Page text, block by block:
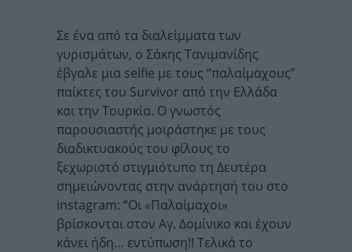
Σε ένα από τα διαλείμματα των
γυρισμάτων, ο Σάκης Τανιμανίδης
έβγαλε μια selfie με τους “παλαίμαχους”
παίκτες του Survivor από την Ελλάδα
και την Τουρκία. Ο γνωστός
παρουσιαστής μοιράστηκε με τους
διαδικτυακούς του φίλους το
ξεχωριστό στιγμιότυπο τη Δευτέρα
σημειώνοντας στην ανάρτησή του στο
instagram: “Οι «Παλαίμαχοι»
βρίσκονται στον Αγ. Δομίνικο και έχουν
κάνει ήδη… εντύπωση!! Τελικά το